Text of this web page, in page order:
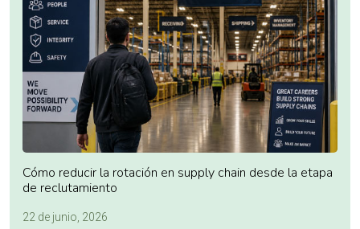
Cómo reducir la rotación en supply chain desde la etapa
de reclutamiento
22 de junio, 2026